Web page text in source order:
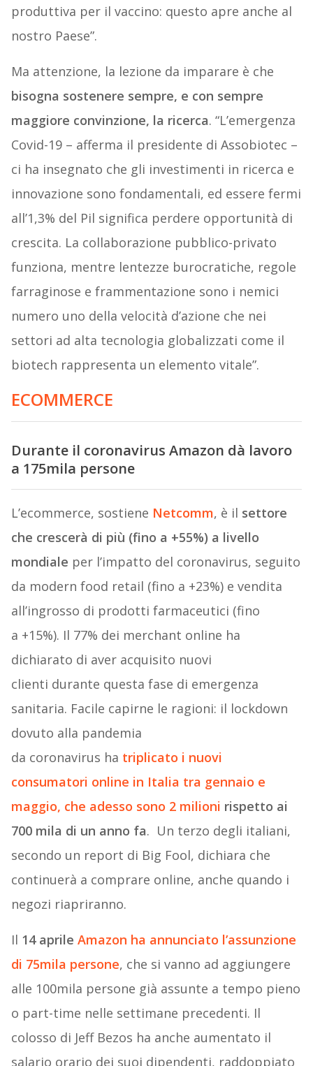
produttiva per il vaccino: questo apre anche al
nostro Paese”.
Ma attenzione, la lezione da imparare è che
bisogna sostenere sempre, e con sempre
maggiore convinzione, la ricerca. “L’emergenza
Covid-19 – afferma il presidente di Assobiotec –
ci ha insegnato che gli investimenti in ricerca e
innovazione sono fondamentali, ed essere fermi
all’1,3% del Pil significa perdere opportunità di
crescita. La collaborazione pubblico-privato
funziona, mentre lentezze burocratiche, regole
farraginose e frammentazione sono i nemici
numero uno della velocità d’azione che nei
settori ad alta tecnologia globalizzati come il
biotech rappresenta un elemento vitale”.
ECOMMERCE
Durante il coronavirus Amazon dà lavoro
a 175mila persone
L’ecommerce, sostiene Netcomm, è il settore
che crescerà di più (fino a +55%) a livello
mondiale per l’impatto del coronavirus, seguito
da modern food retail (fino a +23%) e vendita
all’ingrosso di prodotti farmaceutici (fino
a +15%). Il 77% dei merchant online ha
dichiarato di aver acquisito nuovi
clienti durante questa fase di emergenza
sanitaria. Facile capirne le ragioni: il lockdown
dovuto alla pandemia
da coronavirus ha triplicato i nuovi
consumatori online in Italia tra gennaio e
maggio, che adesso sono 2 milioni rispetto ai
700 mila di un anno fa. Un terzo degli italiani,
secondo un report di Big Fool, dichiara che
continuerà a comprare online, anche quando i
negozi riapriranno.
Il 14 aprile Amazon ha annunciato l’assunzione
di 75mila persone, che si vanno ad aggiungere
alle 100mila persone già assunte a tempo pieno
o part-time nelle settimane precedenti. Il
colosso di Jeff Bezos ha anche aumentato il
salario orario dei suoi dipendenti, raddoppiato